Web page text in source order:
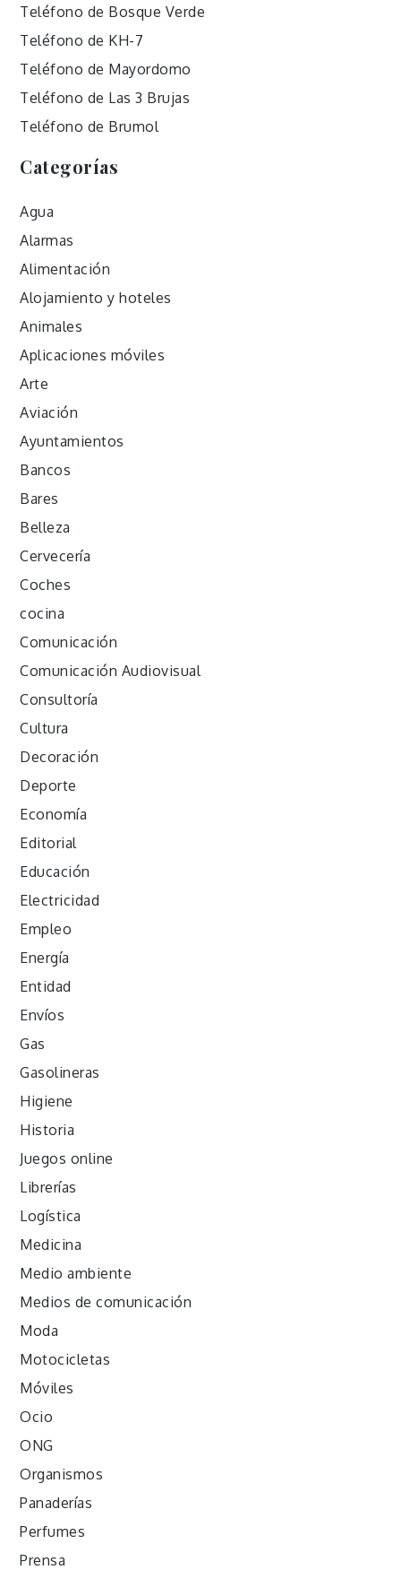
Teléfono de Bosque Verde
Teléfono de KH-7
Teléfono de Mayordomo
Teléfono de Las 3 Brujas
Teléfono de Brumol
Categorías
Agua
Alarmas
Alimentación
Alojamiento y hoteles
Animales
Aplicaciones móviles
Arte
Aviación
Ayuntamientos
Bancos
Bares
Belleza
Cervecería
Coches
cocina
Comunicación
Comunicación Audiovisual
Consultoría
Cultura
Decoración
Deporte
Economía
Editorial
Educación
Electricidad
Empleo
Energía
Entidad
Envíos
Gas
Gasolineras
Higiene
Historia
Juegos online
Librerías
Logística
Medicina
Medio ambiente
Medios de comunicación
Moda
Motocicletas
Móviles
Ocio
ONG
Organismos
Panaderías
Perfumes
Prensa